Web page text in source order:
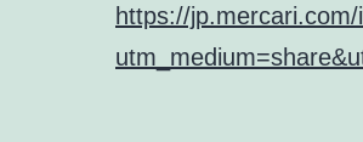
https://